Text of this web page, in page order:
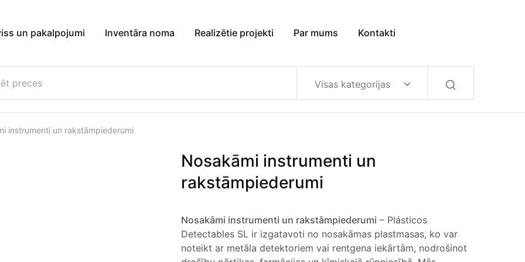
un pakalpojumi Inventāra noma Realizētie projekti Par mums Kontakti
Visas kategorijas
instrumenti un rakstāmpiederumi
Nosakāmi instrumenti un
rakstāmpiederumi
Nosakāmi instrumenti un rakstāmpiederumi – Plásticos
Detectables SL ir izgatavoti no nosakāmas plastmasas, ko var
noteikt ar metāla detektoriem vai rentgena iekārtām, nodrošinot